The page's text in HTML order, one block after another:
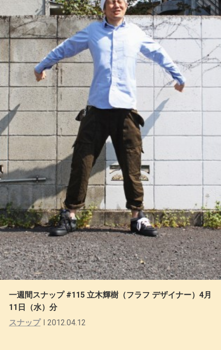
一週間スナップ #115 立木輝樹（フラフ デザイナー）4月
11日（水）分
スナップ
2012.04.12